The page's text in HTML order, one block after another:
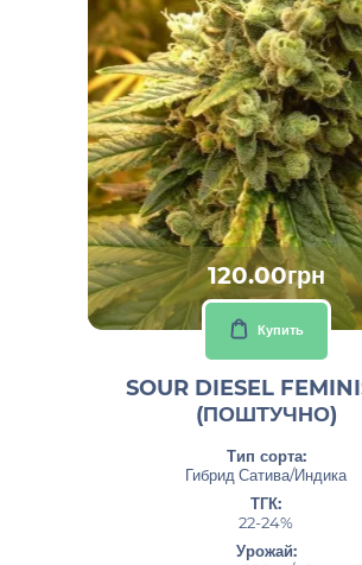
120.00грн
Купить
SOUR DIESEL
(ПОШТУЧНО)
Тип сорта:
Гибрид Сатива/Индика
ТГК:
22-24%
Урожай: